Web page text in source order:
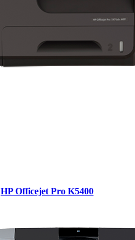
HP Officejet Pro K5400